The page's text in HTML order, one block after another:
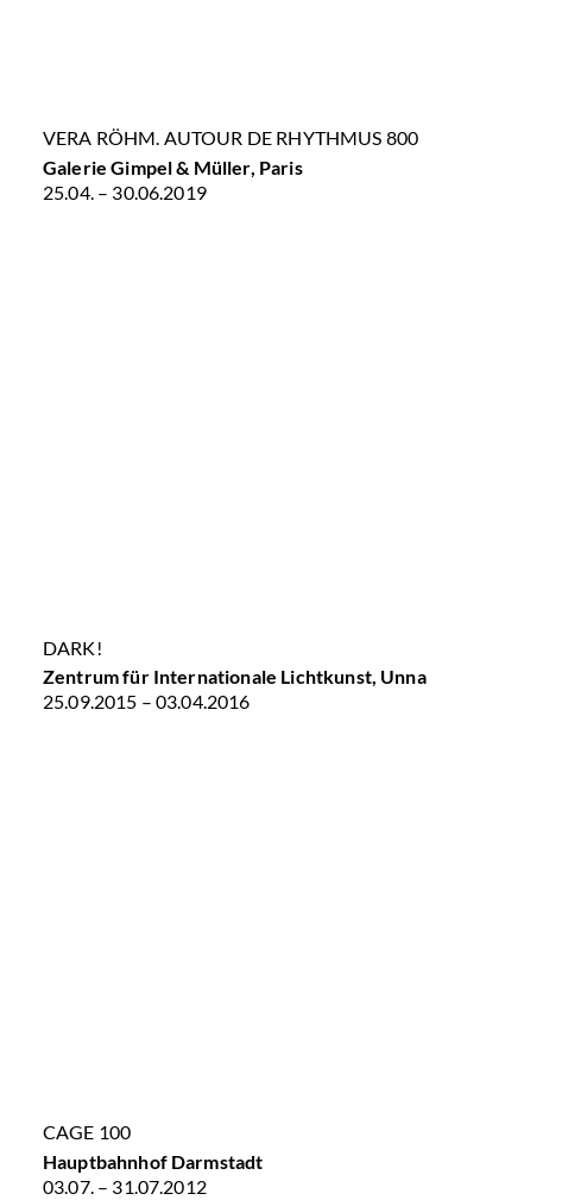
VERA RÖHM. AUTOUR DE RHYTHMUS 800
Galerie Gimpel & Müller, Paris
25.04. – 30.06.2019
DARK!
Zentrum für Internationale Lichtkunst, Unna
25.09.2015 – 03.04.2016
CAGE 100
Hauptbahnhof Darmstadt
03.07. – 31.07.2012